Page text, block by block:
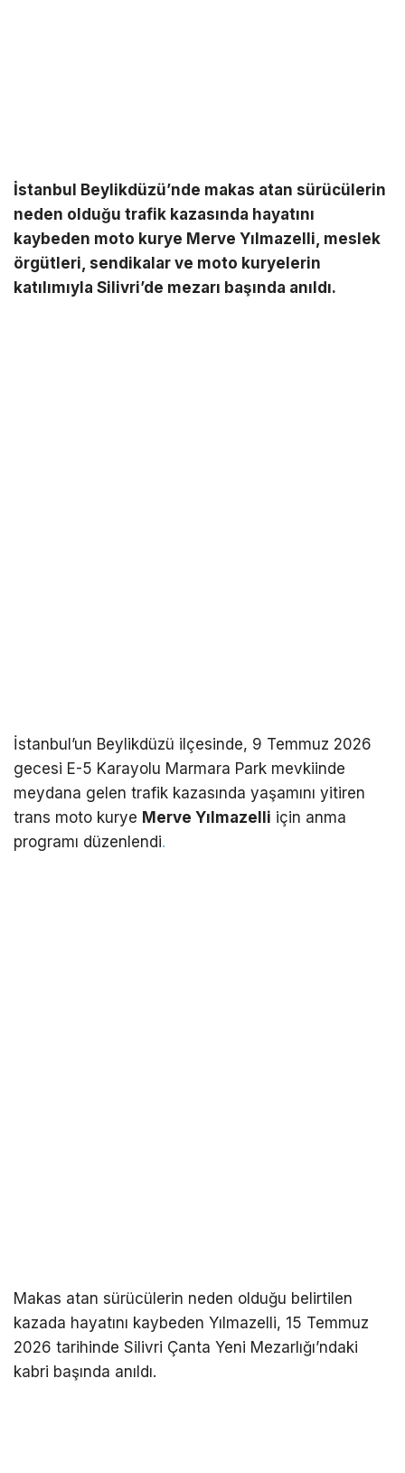
İstanbul Beylikdüzü’nde makas atan sürücülerin
neden olduğu trafik kazasında hayatını
kaybeden moto kurye Merve Yılmazelli, meslek
örgütleri, sendikalar ve moto kuryelerin
katılımıyla Silivri’de mezarı başında anıldı.
İstanbul’un Beylikdüzü ilçesinde, 9 Temmuz 2026
gecesi E-5 Karayolu Marmara Park mevkiinde
meydana gelen trafik kazasında yaşamını yitiren
trans moto kurye Merve Yılmazelli için anma
programı düzenlendi.
Makas atan sürücülerin neden olduğu belirtilen
kazada hayatını kaybeden Yılmazelli, 15 Temmuz
2026 tarihinde Silivri Çanta Yeni Mezarlığı’ndaki
kabri başında anıldı.